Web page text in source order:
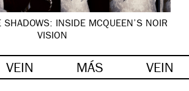
SHADOWS: INSIDE MCQUEEN’S NOIR
VISION
VEIN MÁS VEIN